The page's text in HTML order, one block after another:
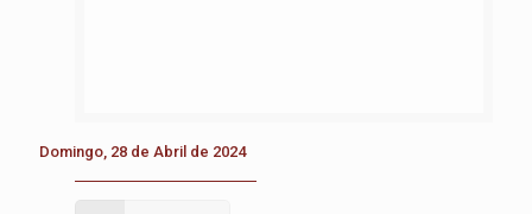
Domingo, 28 de Abril de 2024